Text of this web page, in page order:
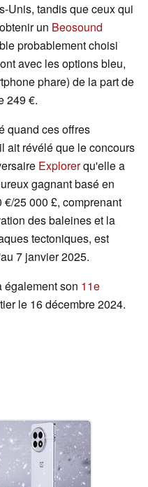
Unis, tandis que ceux qui
un Beosound
probablement choisi
avec les options bleu,
phare) de la part de
249 €.
quand ces offres
ait révélé que le concours
Explorerqu'elle a
gagnant basé en
25 000 £, comprenant
des baleines et la
tectoniques, est
7 janvier 2025.
également son 11e
le 16 décembre 2024.